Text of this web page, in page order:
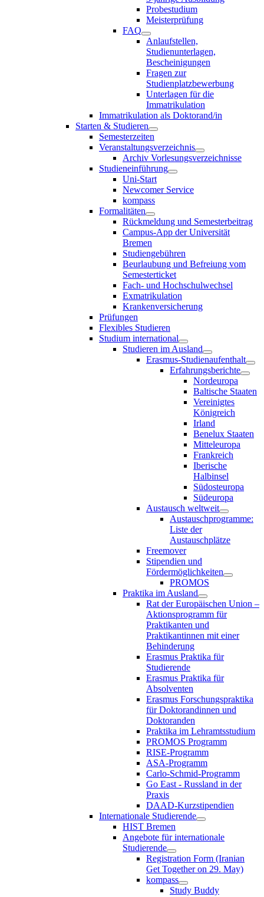
Probestudium
Meisterprüfung
FAQ
Anlaufstellen,
Studienunterlagen,
Bescheinigungen
Fragen zur
Studienplatzbewerbung
Unterlagen für die
Immatrikulation
Immatrikulation als Doktorand/in
Starten & Studieren
Semesterzeiten
Veranstaltungsverzeichnis
Archiv Vorlesungsverzeichnisse
Studieneinführung
Uni-Start
Newcomer Service
kompass
Formalitäten
Rückmeldung und Semesterbeitrag
Campus-App der Universität
Bremen
Studiengebühren
Beurlaubung und Befreiung vom
Semesterticket
Fach- und Hochschulwechsel
Exmatrikulation
Krankenversicherung
Prüfungen
Flexibles Studieren
Studium international
Studieren im Ausland
Erasmus-Studienaufenthalt
Erfahrungsberichte
Nordeuropa
Baltische Staaten
Vereinigtes
Königreich
Irland
Benelux Staaten
Mitteleuropa
Frankreich
Iberische
Halbinsel
Südosteuropa
Südeuropa
Austausch weltweit
Austauschprogramme:
Liste der
Austauschplätze
Freemover
Stipendien und
Fördermöglichkeiten
PROMOS
Praktika im Ausland
Rat der Europäischen Union –
Aktionsprogramm für
Praktikanten und
Praktikantinnen mit einer
Behinderung
Erasmus Praktika für
Studierende
Erasmus Praktika für
Absolventen
Erasmus Forschungspraktika
für Doktorandinnen und
Doktoranden
Praktika im Lehramtsstudium
PROMOS Programm
RISE-Programm
ASA-Programm
Carlo-Schmid-Programm
Go East - Russland in der
Praxis
DAAD-Kurzstipendien
Internationale Studierende
HIST Bremen
Angebote für internationale
Studierende
Registration Form (Iranian
Get Together on 29. May)
kompass
Study Buddy